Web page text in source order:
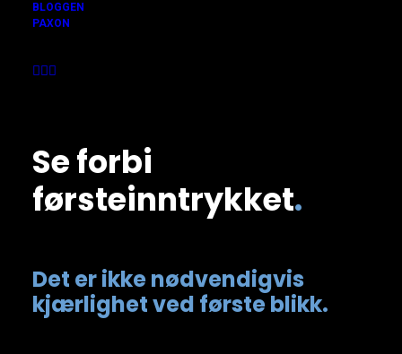
BLOGGEN
PAXON
Se forbi
førsteinntrykket.
Det er ikke nødvendigvis
kjærlighet ved første blikk.